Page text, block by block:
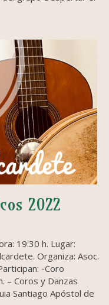
2022
19:30 h. Lugar:
Organiza: Asoc.
-Coro
– Coros y Danzas
Santiago Apóstol de